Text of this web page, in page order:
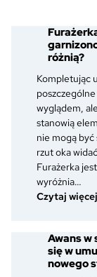
różnią?
Kompletując
wyglądem,
stanowią
nie mogą
rzut oka
Furażerka
wyróżnia…
Czytaj więcej
Awans w
się w
nowego